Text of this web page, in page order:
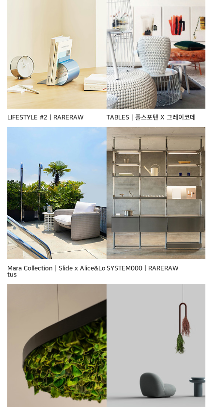
LIFESTYLE #2ㅣRARERAW TABLES┃폴스포텐 X 그레이코데
Mara Collection┃Slide x Alice&Lo
tus
SYSTEM000ㅣRARERAW